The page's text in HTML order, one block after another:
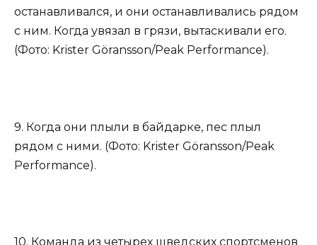
останавливался, и они останавливались рядом
с ним. Когда увязал в грязи, вытаскивали его.
(Фото: Krister Göransson/Peak Performance).
9. Когда они плыли в байдарке, пес плыл
рядом с ними. (Фото: Krister Göransson/Peak
Performance).
10. Команда из четырех шведских спортсменов